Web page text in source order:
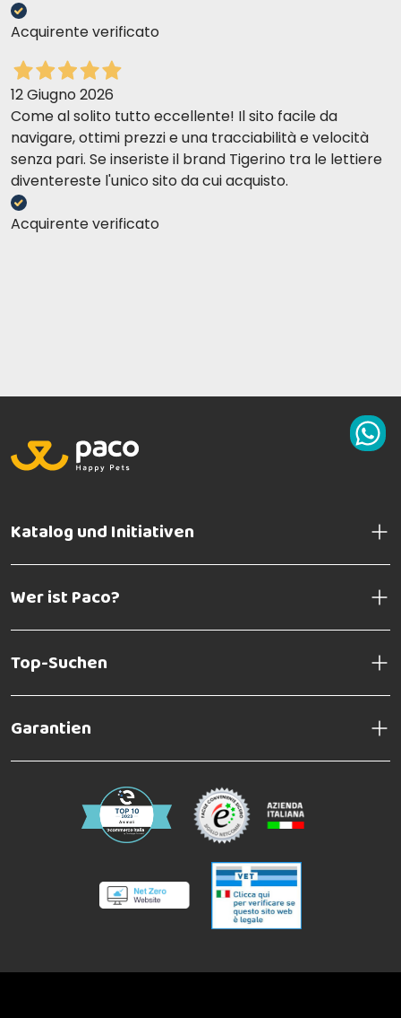
Acquirente verificato
12 Giugno 2026
Come al solito tutto eccellente! Il sito facile da
navigare, ottimi prezzi e una tracciabilità e velocità
senza pari. Se inseriste il brand Tigerino tra le lettiere
diventereste l'unico sito da cui acquisto.
Acquirente verificato
Katalog und Initiativen
Wer ist Paco?
Top-Suchen
Garantien